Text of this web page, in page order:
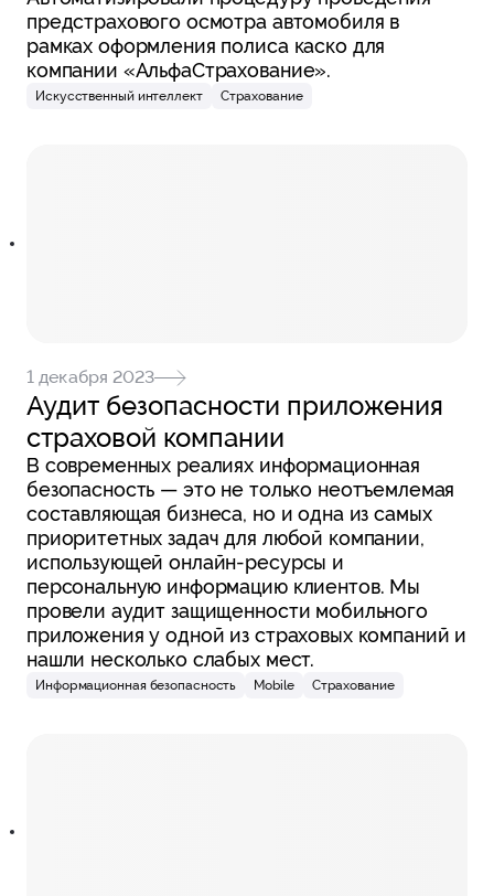
предстрахового осмотра автомобиля в
рамках оформления полиса каско для
компании «АльфаСтрахование».
Искусственный интеллект Страхование
1 декабря 2023
Аудит безопасности приложения
страховой компании
В современных реалиях информационная
безопасность — это не только неотъемлемая
составляющая бизнеса, но и одна из самых
приоритетных задач для любой компании,
использующей онлайн-ресурсы и
персональную информацию клиентов. Мы
провели аудит защищенности мобильного
приложения у одной из страховых компаний и
нашли несколько слабых мест.
Информационная безопасность Mobile Страхование